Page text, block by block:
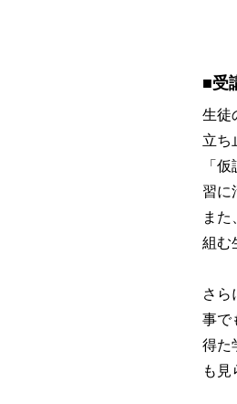
■受
生徒
立ち
「
習に
ま
組む
さら
事で
得た
も見